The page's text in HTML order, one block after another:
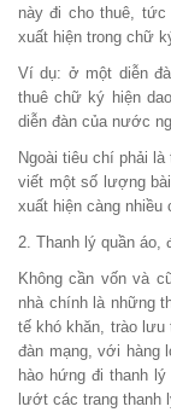
này đi cho thuê,
xuất hiện trong chữ
Ví dụ: ở một diễn
thuê chữ ký hiện
diễn đàn của nước
Ngoài tiêu chí phải
viết một số lượng
xuất hiện càng nhiều
2. Thanh lý quần áo,
Không cần vốn và
nhà chính là những
tế khó khăn, trào
đàn mạng, với hàng
hào hứng đi thanh
lướt các trang thanh